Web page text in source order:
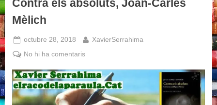
Contra els absoluts, Joan-Carles
Mèlich
Posted
on
octubre 28, 2018 By
XavierSerrahima
No hi ha comentarisa
els
absoluts,
Joan-